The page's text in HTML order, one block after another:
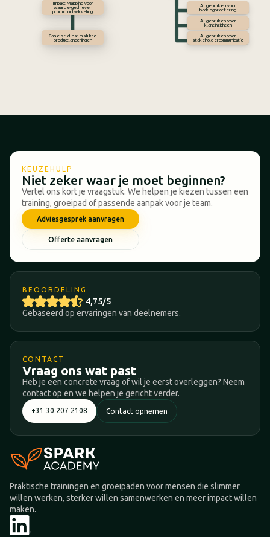
Impact Mapping voor
waarde-gedreven
productontwikkeling
Case studies: mislukte
productlanceringen
AI gebruiken voor
backlogprioritering
AI gebruiken voor
klantinzichten
AI gebruiken voor
stakeholdercommunicatie
KEUZEHULP
Niet zeker waar je moet beginnen?
Vertel ons kort je vraagstuk. We helpen je kiezen tussen een
training, groeipad of passende aanpak voor je team.
Adviesgesprek aanvragen
Offerte aanvragen
BEOORDELING
4,75/5
Gebaseerd op ervaringen van deelnemers.
CONTACT
Vraag ons wat past
Heb je een concrete vraag of wil je eerst overleggen? Neem
contact op en we helpen je gericht verder.
+31 30 207 2108 Contact opnemen
Praktische trainingen en groeipaden voor mensen die slimmer
willen werken, sterker willen samenwerken en meer impact willen
maken.